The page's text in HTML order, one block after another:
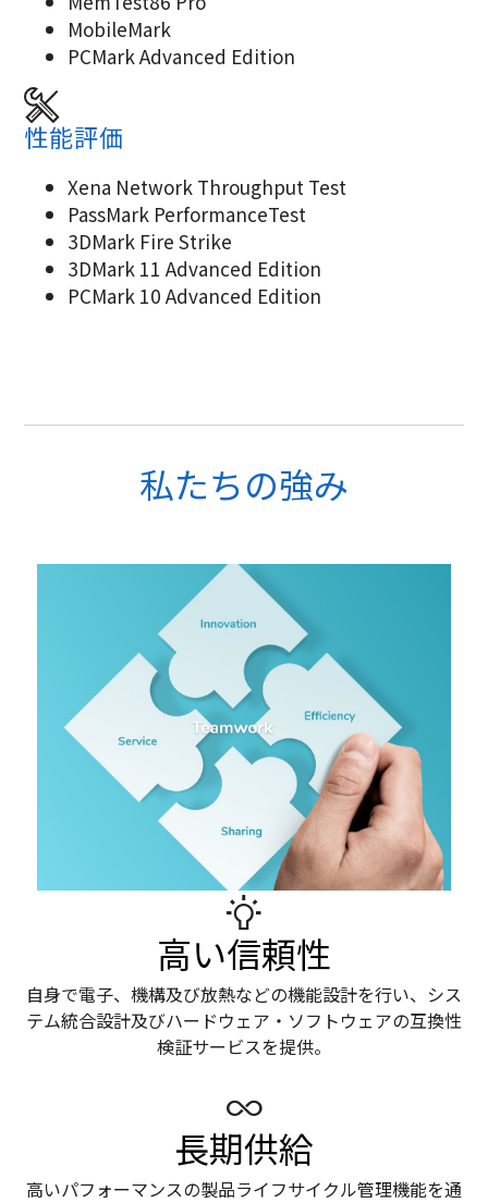
MobileMark
PCMark Advanced Edition
性能評価
Xena Network Throughput Test
PassMark PerformanceTest
3DMark Fire Strike
3DMark 11 Advanced Edition
PCMark 10 Advanced Edition
私たちの強み
高い信頼性
自身で電子、機構及び放熱などの機能設計を行い、シス
テム統合設計及びハードウェア・ソフトウェアの互換性
検証サービスを提供。
長期供給
高いパフォーマンスの製品ライフサイクル管理機能を通